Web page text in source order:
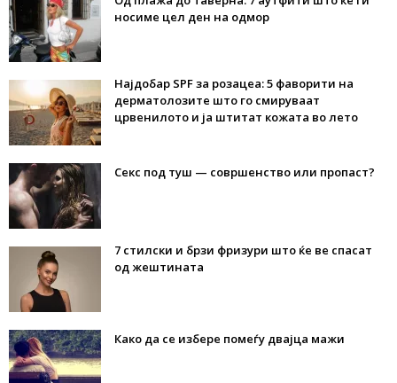
носиме цел ден на одмор
Најдобар SPF за розацеа: 5 фаворити на
дерматолозите што го смируваат
црвенилото и ја штитат кожата во лето
Секс под туш — совршенство или пропаст?
7 стилски и брзи фризури што ќе ве спасат
од жештината
Како да се избере помеѓу двајца мажи